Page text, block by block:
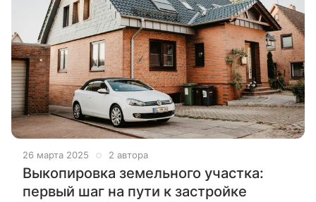
26 марта 2025 2 автора
Выкопировка земельного участка:
первый шаг на пути к застройке